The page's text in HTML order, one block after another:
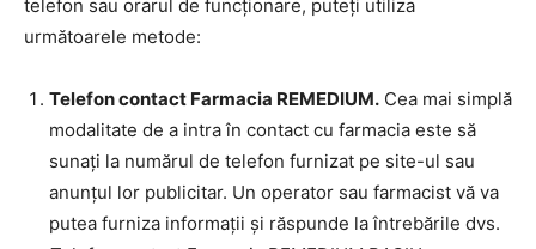
telefon sau orarul de funcționare, puteți utiliza
următoarele metode:
Telefon contact Farmacia REMEDIUM. Cea mai simplă
modalitate de a intra în contact cu farmacia este să
sunați la numărul de telefon furnizat pe site-ul sau
anunțul lor publicitar. Un operator sau farmacist vă va
putea furniza informații și răspunde la întrebările dvs.